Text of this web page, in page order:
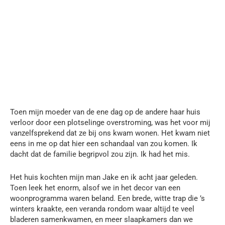
Toen mijn moeder van de ene dag op de andere haar huis
verloor door een plotselinge overstroming, was het voor mij
vanzelfsprekend dat ze bij ons kwam wonen. Het kwam niet
eens in me op dat hier een schandaal van zou komen. Ik
dacht dat de familie begripvol zou zijn. Ik had het mis.
Het huis kochten mijn man Jake en ik acht jaar geleden.
Toen leek het enorm, alsof we in het decor van een
woonprogramma waren beland. Een brede, witte trap die ’s
winters kraakte, een veranda rondom waar altijd te veel
bladeren samenkwamen, en meer slaapkamers dan we